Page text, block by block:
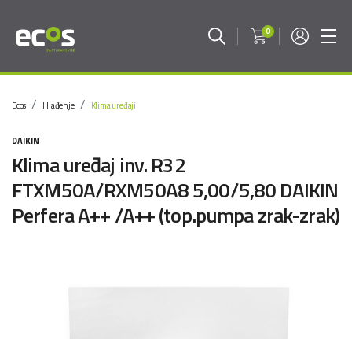
0
Ecos Hlađenje Klima uređaji
DAIKIN
Klima uređaj inv. R32
FTXM50A/RXM50A8 5,00/5,80 DAIKIN
Perfera A++ /A++ (top.pumpa zrak-zrak)